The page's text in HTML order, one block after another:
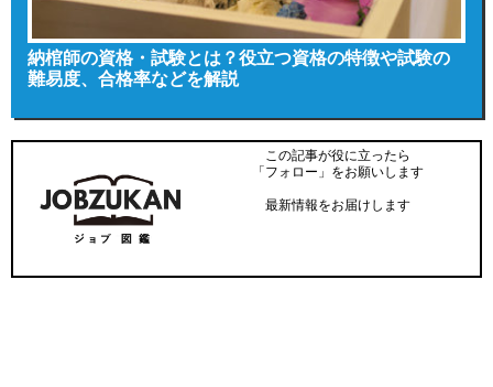
納棺師の資格・試験とは？役立つ資格の特徴や試験の
難易度、合格率などを解説
この記事が役に立ったら
「フォロー」をお願いします
最新情報をお届けします